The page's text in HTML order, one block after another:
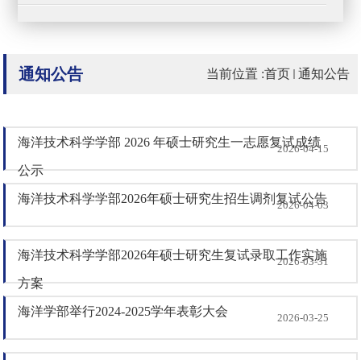
通知公告 当前位置 :首页 通知公告
海洋技术科学学部 2026 年硕士研究生一志愿复试成绩
公示
2026-04-15
海洋技术科学学部2026年硕士研究生招生调剂复试公告
2026-04-03
海洋技术科学学部2026年硕士研究生复试录取工作实施
方案
2026-03-31
海洋学部举行2024-2025学年表彰大会 2026-03-25